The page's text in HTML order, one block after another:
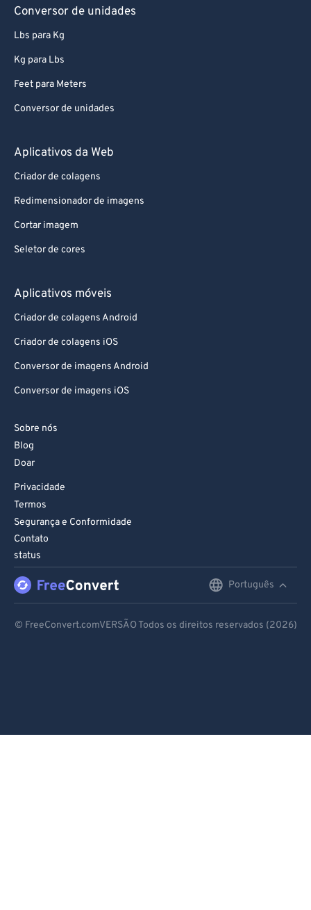
Conversor de unidades
Lbs para Kg
Kg para Lbs
Feet para Meters
Conversor de unidades
Aplicativos da Web
Criador de colagens
Redimensionador de imagens
Cortar imagem
Seletor de cores
Aplicativos móveis
Criador de colagens Android
Criador de colagens iOS
Conversor de imagens Android
Conversor de imagens iOS
Sobre nós
Blog
Doar
Privacidade
Termos
Segurança e Conformidade
Contato
status
Português
© FreeConvert.comVERSÃO Todos os direitos reservados (2026)